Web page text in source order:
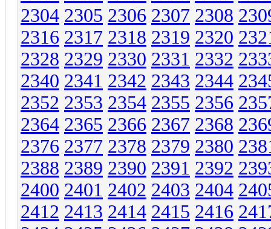
2304 2305 2306 2307 2308
2316 2317 2318 2319 2320
2328 2329 2330 2331 2332
2340 2341 2342 2343 2344
2352 2353 2354 2355 2356
2364 2365 2366 2367 2368
2376 2377 2378 2379 2380
2388 2389 2390 2391 2392
2400 2401 2402 2403 2404
2412 2413 2414 2415 2416